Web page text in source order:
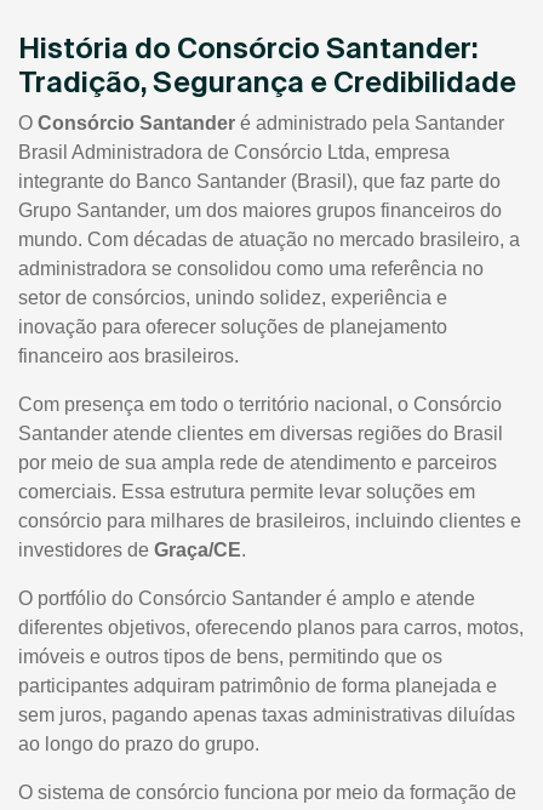
História do Consórcio Santander:
Tradição, Segurança e Credibilidade
O Consórcio Santander é administrado pela Santander
Brasil Administradora de Consórcio Ltda, empresa
integrante do Banco Santander (Brasil), que faz parte do
Grupo Santander, um dos maiores grupos financeiros do
mundo. Com décadas de atuação no mercado brasileiro, a
administradora se consolidou como uma referência no
setor de consórcios, unindo solidez, experiência e
inovação para oferecer soluções de planejamento
financeiro aos brasileiros.
Com presença em todo o território nacional, o Consórcio
Santander atende clientes em diversas regiões do Brasil
por meio de sua ampla rede de atendimento e parceiros
comerciais. Essa estrutura permite levar soluções em
consórcio para milhares de brasileiros, incluindo clientes e
investidores de Graça/CE.
O portfólio do Consórcio Santander é amplo e atende
diferentes objetivos, oferecendo planos para carros, motos,
imóveis e outros tipos de bens, permitindo que os
participantes adquiram patrimônio de forma planejada e
sem juros, pagando apenas taxas administrativas diluídas
ao longo do prazo do grupo.
O sistema de consórcio funciona por meio da formação de